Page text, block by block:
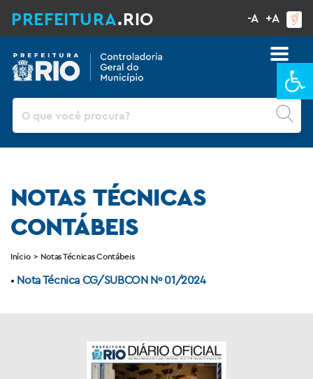
PREFEITURA.RIO -A +A
Pesquisar
NOTAS TÉCNICAS
CONTÁBEIS
Início > Notas Técnicas Contábeis
• Nota Técnica CG/SUBCON Nº 01/2024